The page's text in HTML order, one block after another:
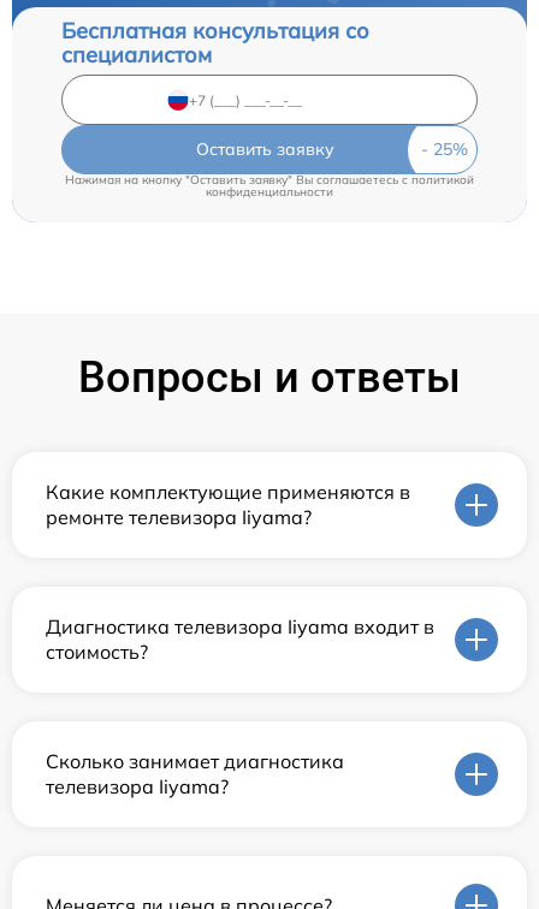
Бесплатная консультация со
специалистом
Оставить заявку
Нажимая на кнопку "Оставить заявку" Вы соглашаетесь c политикой
конфиденциальности
Вопросы и ответы
Какие комплектующие применяются в
ремонте телевизора Iiyama?
Диагностика телевизора Iiyama входит в
стоимость?
Сколько занимает диагностика
телевизора Iiyama?